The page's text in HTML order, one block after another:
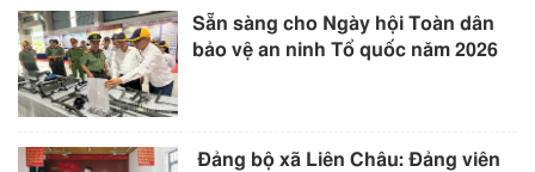
Sẵn sàng cho Ngày hội Toàn dân
bảo vệ an ninh Tổ quốc năm 2026
Đảng bộ xã Liên Châu: Đảng viên